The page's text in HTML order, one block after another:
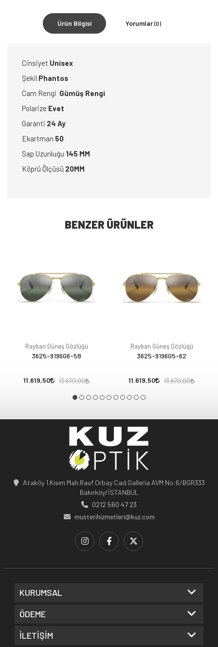
Ürün Bilgisi Yorumlar(0)
Cinsiyet Unisex
Şekil Phantos
Cam Rengi Gümüş Rengi
Polarize Evet
Garanti 24 Ay
Ekartman 50
Sap Uzunluğu 145 MM
Köprü Ölçüsü 20MM
BENZER ÜRÜNLER
Rayban Güneş Gözlüğü
3625-9196G6-58
11.619,50 13.670,00
Rayban Güneş Gözlüğü
3625-9196G5-62
11.619,50 13.670,00
Ataköy 1.Kısım Mah.Rauf Orbay Cad.Galleria AVM No:6/BGR333
Bakırköy/İSTANBUL
0212 560 47 23
musterihizmetleri@kuz.com
KURUMSAL
ÖDEME
İLETİŞİM